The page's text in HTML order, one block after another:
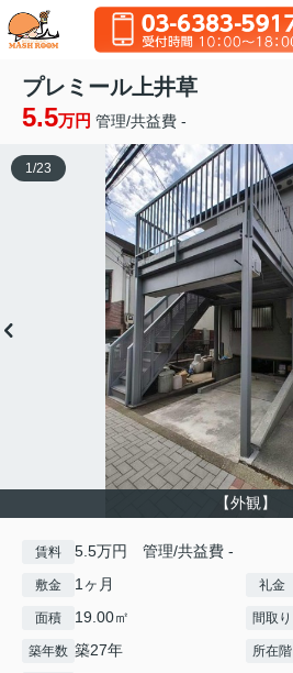
プレミール上井草
5.5万円 管理/共益費 -
【外観】
1 /23
賃料 5.5万円 管理/共益費 -
敷金 1ヶ月 礼金
面積 19.00㎡ 間取り
築年数 築27年 所在階